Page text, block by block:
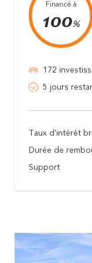
Financé à
100%
172
5 jours
Taux d'intérêt
Durée de
Support